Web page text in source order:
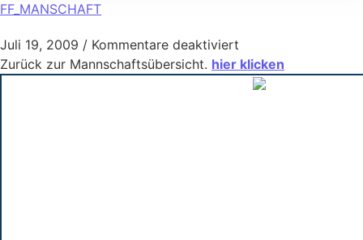
FF_MANSCHAFT
Juli 19, 2009 / Kommentare deaktiviert
Zurück zur Mannschaftsübersicht. hier klicken